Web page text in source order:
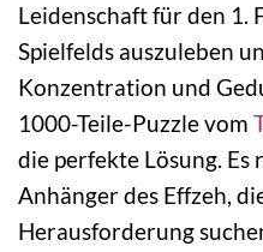
Leidenschaft für den 1.
Spielfelds auszuleben
Konzentration und
1000-Teile-Puzzle vom
die perfekte Lösung.
Anhänger des Effzeh,
Herausforderung